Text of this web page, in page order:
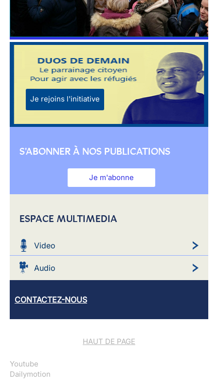
Je rejoins l'initiative
S'ABONNER À NOS PUBLICATIONS
Je m'abonne
ESPACE MULTIMEDIA
Video
Audio
CONTACTEZ-NOUS
HAUT DE PAGE
Youtube
Dailymotion